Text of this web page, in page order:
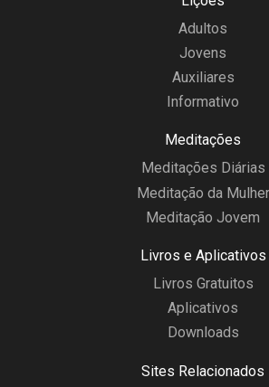
Adultos
Jovens
Auxiliares
Informativo
Meditações
Meditações Diárias
Meditação da Mulher
Meditação Jovem
Livros e Aplicativos
Livros Gratuitos
Aplicativos
Downloads
Sites Relacionados